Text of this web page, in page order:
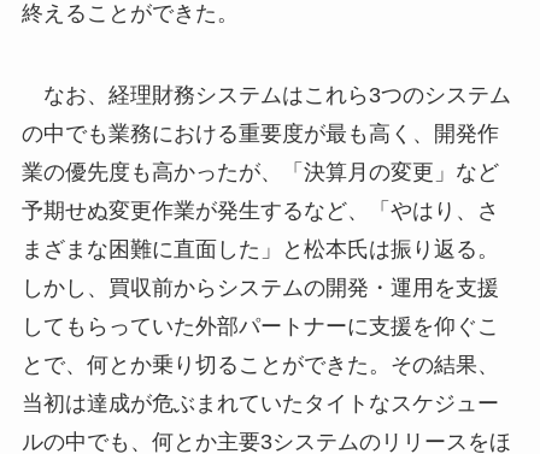
終えることができた。
なお、経理財務システムはこれら3つのシステム
の中でも業務における重要度が最も高く、開発作
業の優先度も高かったが、「決算月の変更」など
予期せぬ変更作業が発生するなど、「やはり、さ
まざまな困難に直面した」と松本氏は振り返る。
しかし、買収前からシステムの開発・運用を支援
してもらっていた外部パートナーに支援を仰ぐこ
とで、何とか乗り切ることができた。その結果、
当初は達成が危ぶまれていたタイトなスケジュー
ルの中でも、何とか主要3システムのリリースをほ